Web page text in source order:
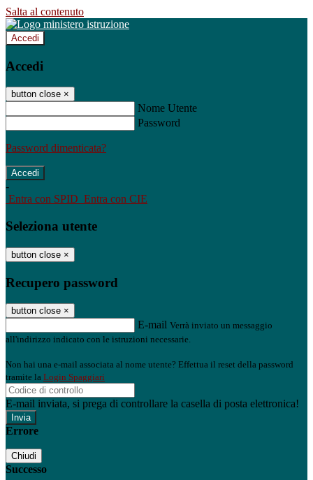
Salta al contenuto
Accedi
Accedi
button close ×
Nome Utente
Password
Password dimenticata?
-
Entra con SPID Entra con CIE
Seleziona utente
button close ×
Recupero password
button close ×
E-mail Verrà inviato un messaggio
all'indirizzo indicato con le istruzioni necessarie.
Non hai una e-mail associata al nome utente? Effettua il reset della password
tramite la Login Spaggiari
E-mail inviata, si prega di controllare la casella di posta elettronica!
Errore
Chiudi
Successo